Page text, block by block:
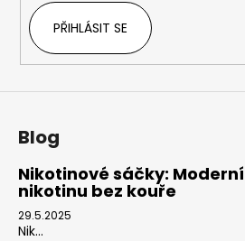
PŘIHLÁSIT SE
Blog
Nikotinové sáčky:
nikotinu bez kouře
29.5.2025
Nik...